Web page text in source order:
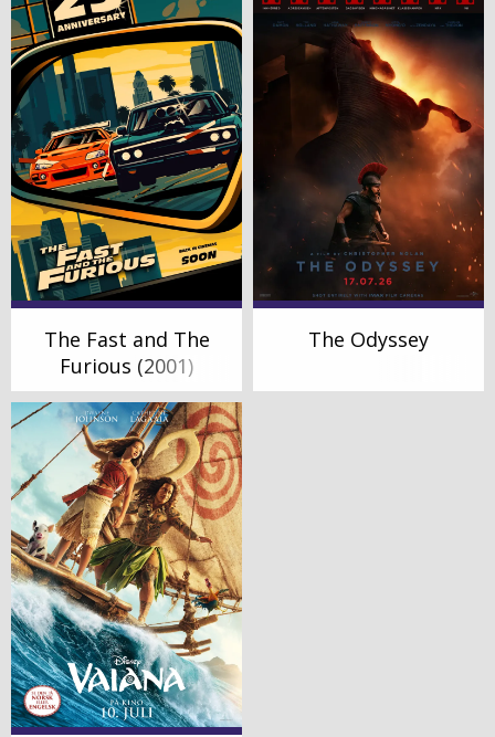
The Fast and The
Furious (2001)
The Odyssey